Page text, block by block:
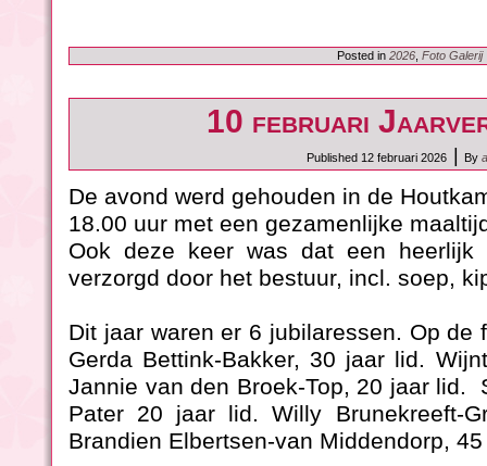
Posted in 2026 Foto Galerij
10 februari
Published 12 februari 2026 By
De avond werd gehouden in de
18.00 uur met een gezamenlijke
Ook deze keer was dat een heerlijk
verzorgd door het bestuur, incl. soep,
Dit jaar waren er 6 jubilaressen. Op de
Gerda Bettink-Bakker, 30 jaar lid.
Jannie van den Broek-Top, 20 jaar lid.
Pater 20 jaar lid. Willy Brunekreeft-
Brandien Elbertsen-van Middendorp,